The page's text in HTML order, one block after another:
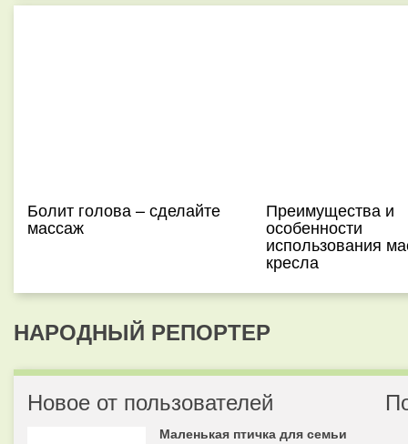
Болит голова – сделайте
массаж
Преимущества и
особенности
использования
кресла
НАРОДНЫЙ РЕПОРТЕР
Новое от пользователей
Маленькая птичка для семьи